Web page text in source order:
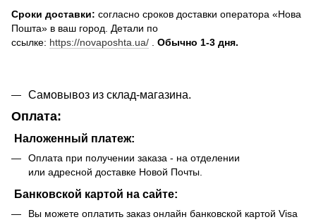
Сроки доставки: согласно сроков доставки оператора «Нова
Пошта» в ваш город. Детали по
ссылке: https://novaposhta.ua/ Обычно 1-3 дня.
Самовывоз из склад-магазина.
Оплата:
Наложенный платеж:
Оплата при получении заказа - на отделении
или адресной доставке Новой Почты.
Банковской картой на сайте:
Вы можете оплатить заказ онлайн банковской картой Visa